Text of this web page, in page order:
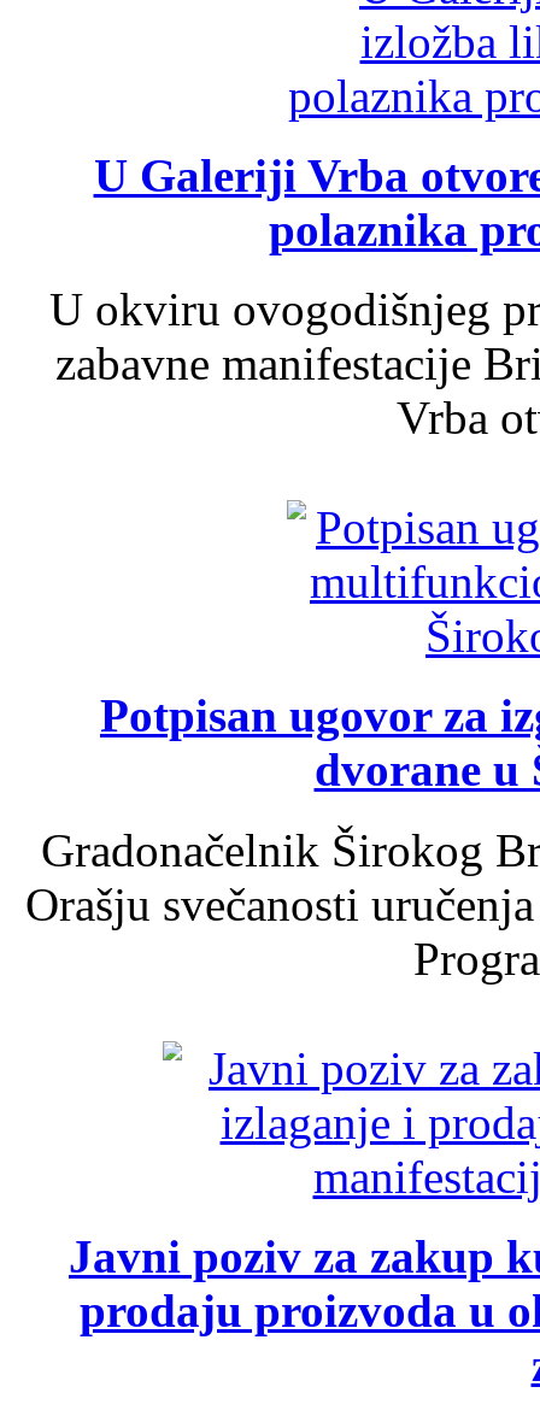
U Galeriji Vrba
polaznika
U okviru ovogodišnjeg
zabavne manifestacije
Vrba
Potpisan ugovor za
dvorane u
Gradonačelnik Širokog
Orašju svečanosti
Javni poziv za zakup
prodaju proizvoda u